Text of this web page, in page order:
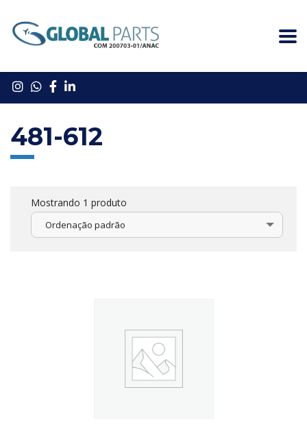
481-612
Mostrando 1 produto
Ordenação padrão